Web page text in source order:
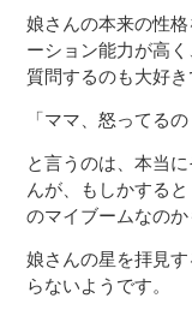
娘さんの本来の性
ーション能力が高
質問するのも大好き
「ママ、怒ってるの
と言うのは、本当
んが、もしかする
のマイブームなのか
娘さんの星を拝見
らないようです。